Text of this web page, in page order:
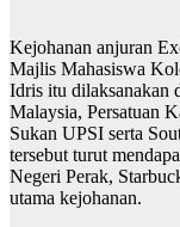
Kejohanan anjuran
Majlis Mahasiswa
Idris itu dilaksanakan
Malaysia, Persatuan
Sukan UPSI serta
tersebut turut
Negeri Perak,
utama kejohanan.